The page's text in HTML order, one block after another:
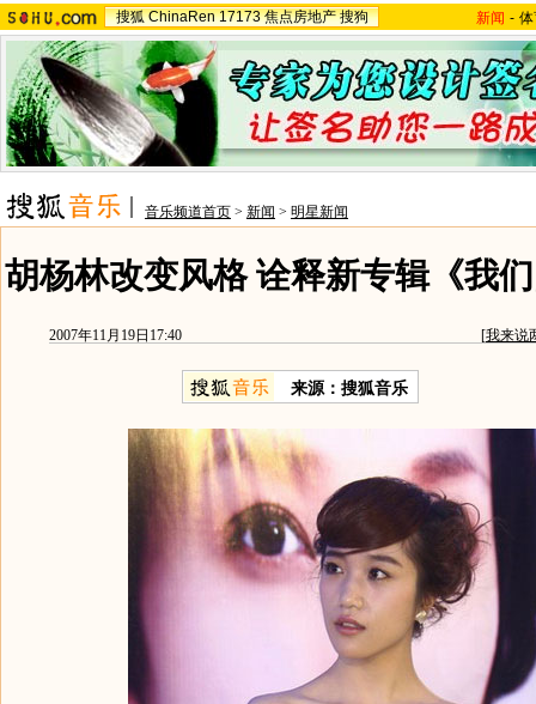
搜狐 ChinaRen 17173 焦点房地产 搜狗 新闻 -
音乐频道首页 > 新闻 > 明星新闻
胡杨林改变风格 诠释新专辑《我
2007年11月19日17:40 [我来说
来源：搜狐音乐